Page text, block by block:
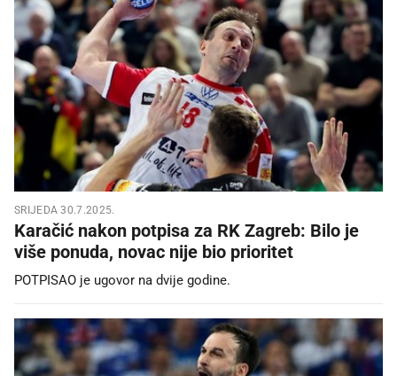
SRIJEDA 30.7.2025.
Karačić nakon potpisa za RK Zagreb: Bilo je
više ponuda, novac nije bio prioritet
POTPISAO je ugovor na dvije godine.